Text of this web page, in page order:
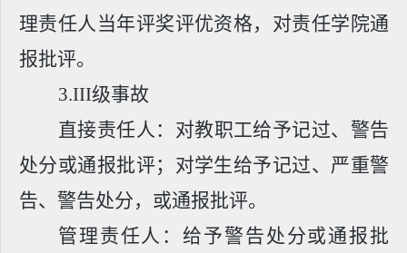
理责任人当年评奖评优资格，对责任学院通
报批评。
3.III级事故
直接责任人：对教职工给予记过、警告
处分或通报批评；对学生给予记过、严重警
告、警告处分，或通报批评。
管理责任人：给予警告处分或通报批